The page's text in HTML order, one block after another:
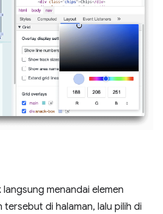
menandai elemen
tersebut di halaman, lalu pilih di